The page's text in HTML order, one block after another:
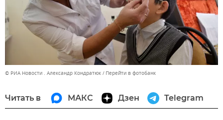
© РИА Новости . Александр Кондратюк Перейти в фотобанк
Читать в МАКС Дзен Telegram